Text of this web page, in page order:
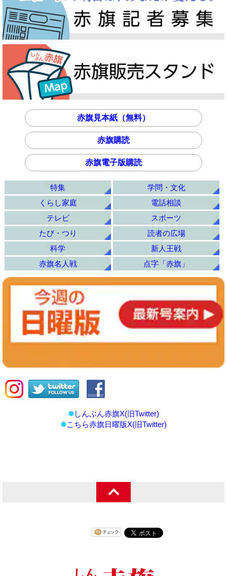
赤旗見本紙（無料）
赤旗購読
赤旗電子版購読
特集
学問・文化
くらし家庭
電話相談
テレビ
スポーツ
たび・つり
読者の広場
科学
新人王戦
赤旗名人戦
点字「赤旗」
しんぶん赤旗X(旧Twitter)
こちら赤旗日曜版X(旧Twitter)